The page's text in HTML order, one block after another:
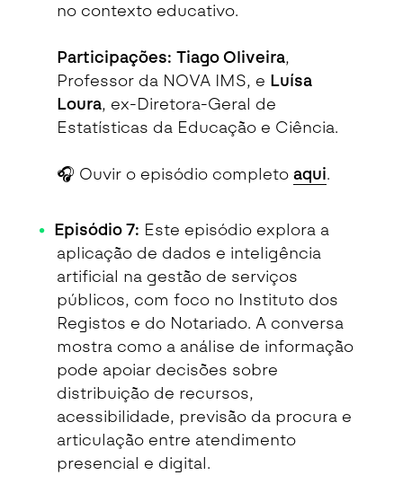
no contexto educativo.
Participações: Tiago Oliveira,
Professor da NOVA IMS, e Luísa
Loura, ex-Diretora-Geral de
Estatísticas da Educação e Ciência.
🎧 Ouvir o episódio completo aqui.
Episódio 7: Este episódio explora a
aplicação de dados e inteligência
artificial na gestão de serviços
públicos, com foco no Instituto dos
Registos e do Notariado. A conversa
mostra como a análise de informação
pode apoiar decisões sobre
distribuição de recursos,
acessibilidade, previsão da procura e
articulação entre atendimento
presencial e digital.